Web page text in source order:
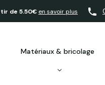
de 5.50€ en savoir plus
matériaux & bricolage